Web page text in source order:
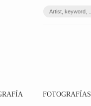
FOTOGRAFÍAS